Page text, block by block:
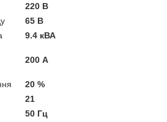
220 В
65 В
9.4 кВА
200 А
20 %
21
50 Гц